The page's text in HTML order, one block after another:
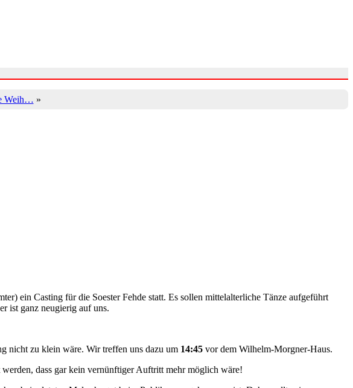
Weih… »
ein Casting für die Soester Fehde statt. Es sollen mittelalterliche Tänze aufgeführt
ist ganz neugierig auf uns.
nicht zu klein wäre. Wir treffen uns dazu um 14:45 vor dem Wilhelm-Morgner-Haus.
dass gar kein vernünftiger Auftritt mehr möglich wäre!